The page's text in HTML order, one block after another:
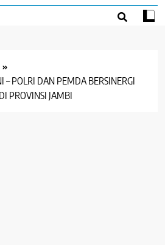
– POLRI DAN PEMDA BERSINERGI
PROVINSI JAMBI